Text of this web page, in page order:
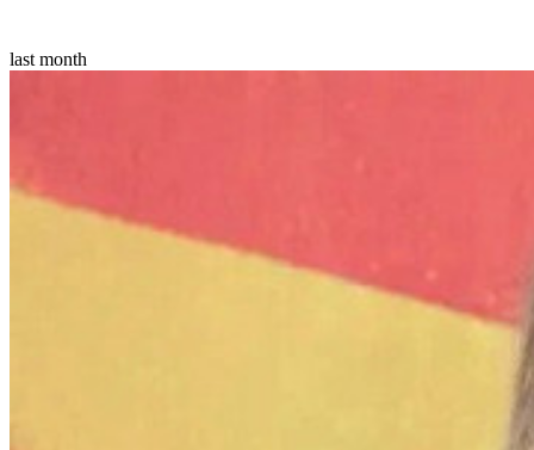
last month